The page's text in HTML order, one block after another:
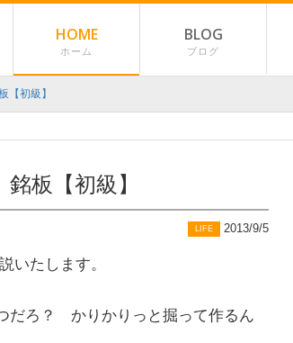
HOME
ホーム
BLOG
ブログ
【初級】
板【初級】
LIFE 2013/9/5
いたします。
だろ？ かりかりっと掘って作るん